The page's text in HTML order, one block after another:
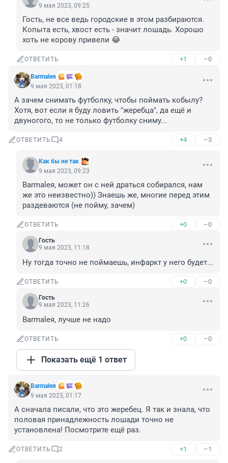
9 мая 2023, 09:25
Гость, не все ведь городские в этом разбираются.
Копыта есть, хвост есть - значит лошадь. Хорошо
хоть не корову привели 😂
ОТВЕТИТЬ +1 –0
Barmaleя
9 мая 2023, 01:18
А зачем снимать футболку, чтобы поймать кобылу?
Хотя, вот если я буду ловить "жеребца", да ещё и
двуногого, то не только футболку сниму...
ОТВЕТИТЬ 4 +4 –3
Как бы не так
9 мая 2023, 09:23
Barmaleя, может он с ней драться собирался, нам
же это неизвестно)) Знаешь же, многие перед этим
раздеваются (не пойму, зачем)
ОТВЕТИТЬ +0 –0
Гость
9 мая 2023, 11:18
Ну тогда точно не поймаешь, инфаркт у него будет...
ОТВЕТИТЬ +0 –0
Гость
9 мая 2023, 11:26
Barmaleя, лучше не надо
ОТВЕТИТЬ +0 –0
Показать ещё 1 ответ
Barmaleя
9 мая 2023, 01:17
А сначала писали, что это жеребец. Я так и знала, что
половая принадлежность лошади точно не
установлена! Посмотрите ещё раз.
ОТВЕТИТЬ 2 +1 –1